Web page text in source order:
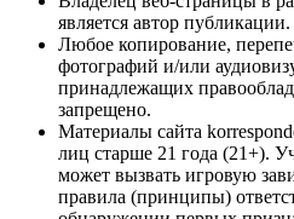
является автор публикации.
Любое копирование,
фотографий и/или
принадлежащих
запрещено.
Материалы сайта
лиц старше 21 года (21+).
может вызвать игровую
правила (принципы)